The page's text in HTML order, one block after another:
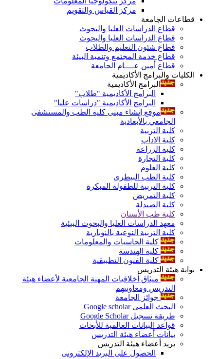
مركز القياس والتقويم
قطاعات الجامعة
قطاع الدراسات العليا والبحوث
قطاع الدراسات العليا والبحوث
قطاع شئون التعليم والطلاب
قطاع خدمة المجتمع وتنمية البيئة
قطاع أمين عــــام الجامعة
الكليات والبرامج الأكاديمية
البرامج الأكاديمية
البرامج الأكاديمية "طلاب"
البرامج الأكاديمية "دراسات عليا"
موقع إنشاء مبنى كلية الطب والمستشفى
الجامعي بالأبعادية
كلية التربية
كلية الاداب
كلية الزراعة
كلية التجارة
كلية العلوم
كلية الطب البيطرى
كلية التربية للطفولة المبكرة
كلية التمريض
كلية الصيدلة
كلية طب الأسنان
معهد الدراسات العليا والبحوث البيئية
كلية التربية النوعية بالنوبارية
كلية الحاسبات والمعلومات
كلية الهندسة
كلية الفنون التطبيقية
بوابة هيئة التدريس
ميثاق أخلاقيات المهنة الجامعية لأعضاء هيئة
التدريس ومعاونيهم
جوائز الجامعة
البحث العلمى Google scholar
طريقة تسجيل Google Scholar
قواعد البيانات العالمية للأبحاث
بيانات أعضاء هيئة التدريس
بريد أعضاء هيئة التدريس
الحصول على البريد الإلكترونى